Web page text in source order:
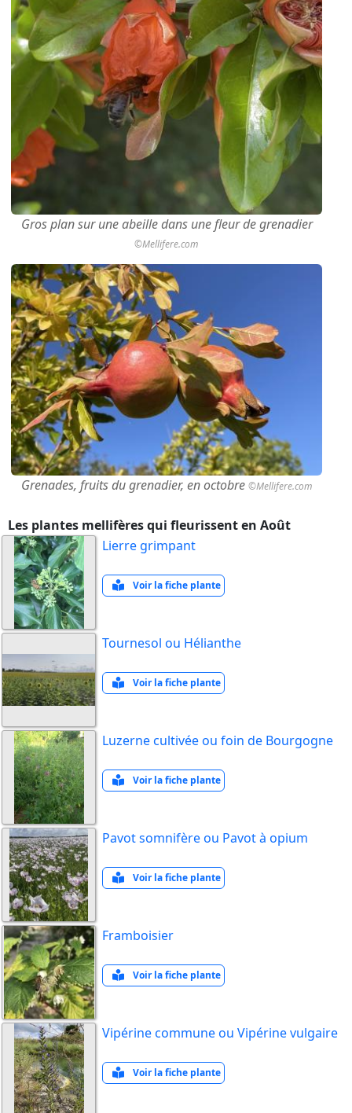
Gros plan sur une abeille dans une fleur de grenadier
©Mellifere.com
Grenades, fruits du grenadier, en octobre ©Mellifere.com
Les plantes mellifères qui fleurissent en Août
Lierre grimpant
Voir la fiche plante
Tournesol ou Hélianthe
Voir la fiche plante
Luzerne cultivée ou foin de Bourgogne
Voir la fiche plante
Pavot somnifère ou Pavot à opium
Voir la fiche plante
Framboisier
Voir la fiche plante
Vipérine commune ou Vipérine vulgaire
Voir la fiche plante